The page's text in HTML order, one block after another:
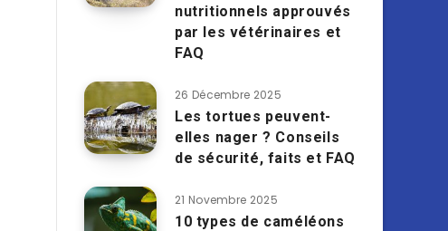
nutritionnels approuvés
par les vétérinaires et
FAQ
26 Décembre 2025
Les tortues peuvent-
elles nager ? Conseils
de sécurité, faits et FAQ
21 Novembre 2025
10 types de caméléons